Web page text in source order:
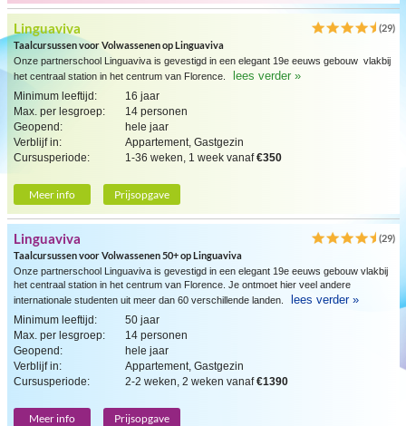
Linguaviva
(29)
Taalcursussen voor Volwassenen op Linguaviva
Onze partnerschool Linguaviva is gevestigd in een elegant 19e eeuws gebouw vlakbij
het centraal station in het centrum van Florence.
lees verder »
Minimum leeftijd:
16 jaar
Max. per lesgroep:
14 personen
Geopend:
hele jaar
Verblijf in:
Appartement, Gastgezin
Cursusperiode:
1-36 weken, 1 week vanaf€350
Meer info Prijsopgave
Linguaviva
(29)
Taalcursussen voor Volwassenen 50+ op Linguaviva
Onze partnerschool Linguaviva is gevestigd in een elegant 19e eeuws gebouw vlakbij
het centraal station in het centrum van Florence. Je ontmoet hier veel andere
internationale studenten uit meer dan 60 verschillende landen.
lees verder »
Minimum leeftijd:
50 jaar
Max. per lesgroep:
14 personen
Geopend:
hele jaar
Verblijf in:
Appartement, Gastgezin
Cursusperiode:
2-2 weken, 2 weken vanaf€1390
Meer info Prijsopgave